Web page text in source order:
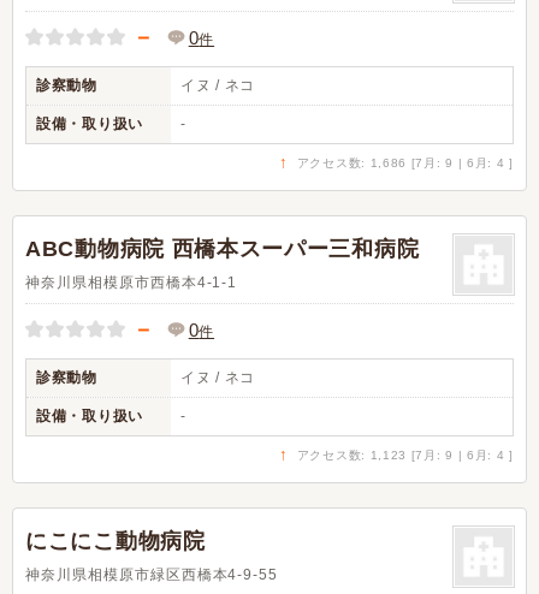
－ 0件
診察動物 イヌ / ネコ
設備・取り扱い -
↑ アクセス数: 1,686 [7月: 9 | 6月: 4 ]
ABC動物病院 西橋本スーパー三和病院
神奈川県相模原市西橋本4-1-1
－ 0件
診察動物 イヌ / ネコ
設備・取り扱い -
↑ アクセス数: 1,123 [7月: 9 | 6月: 4 ]
にこにこ動物病院
神奈川県相模原市緑区西橋本4-9-55